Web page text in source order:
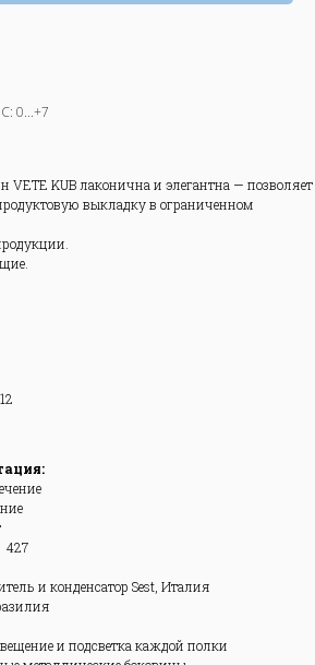
0...+7
VETE KUB лаконична и элегантна — позволяет
выкладку в ограниченном
12
427
и конденсатор Sest, Италия
и подсветка каждой полки